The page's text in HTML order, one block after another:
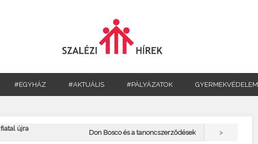
#EGYHÁZ #AKTUÁLIS #PÁLYÁZATOK GYERMEKVÉDELEM
újra
Don Bosco és a tanoncszerződések >